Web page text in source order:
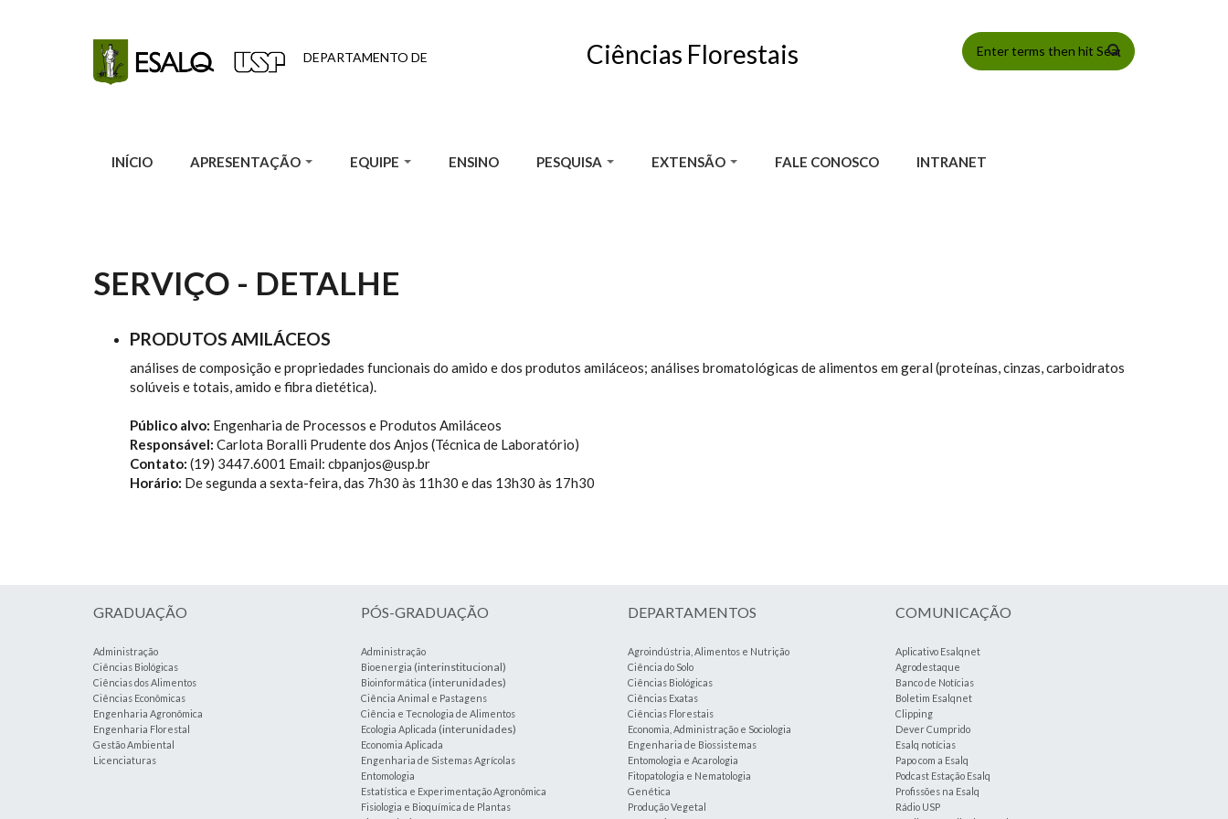
DEPARTAMENTO DE Ciências Florestais
FORMULÁRIO
INÍCIO APRESENTAÇÃO EQUIPE ENSINO PESQUISA EXTENSÃO FALE CONOSCO INTRANET
SERVIÇO - DETALHE
PRODUTOS AMILÁCEOS
análises de composição e propriedades funcionais do amido e dos produtos amiláceos; análises bromatológicas de alimentos em geral (proteínas, cinzas, carboidratos
solúveis e totais, amido e fibra dietética).
Público alvo: Engenharia de Processos e Produtos Amiláceos
Responsável: Carlota Boralli Prudente dos Anjos (Técnica de Laboratório)
Contato: (19) 3447.6001 Email: cbpanjos@usp.br
Horário: De segunda a sexta-feira, das 7h30 às 11h30 e das 13h30 às 17h30
GRADUAÇÃO
Administração
Ciências Biológicas
Ciências dos Alimentos
Ciências Econômicas
Engenharia Agronômica
Engenharia Florestal
Gestão Ambiental
Licenciaturas
PÓS-GRADUAÇÃO
Administração
Bioenergia (interinstitucional)
Bioinformática (interunidades)
Ciência Animal e Pastagens
Ciência e Tecnologia de Alimentos
Ecologia Aplicada (interunidades)
Economia Aplicada
Engenharia de Sistemas Agrícolas
Entomologia
Estatística e Experimentação Agronômica
Fisiologia e Bioquímica de Plantas
DEPARTAMENTOS
Agroindústria, Alimentos e Nutrição
Ciência do Solo
Ciências Biológicas
Ciências Exatas
Ciências Florestais
Economia, Administração e Sociologia
Engenharia de Biossistemas
Entomologia e Acarologia
Fitopatologia e Nematologia
Genética
Produção Vegetal
COMUNICAÇÃO
Aplicativo Esalqnet
Agrodestaque
Banco de Notícias
Boletim Esalqnet
Clipping
Dever Cumprido
Esalq notícias
Papo com a Esalq
Podcast Estação Esalq
Profissões na Esalq
Rádio USP